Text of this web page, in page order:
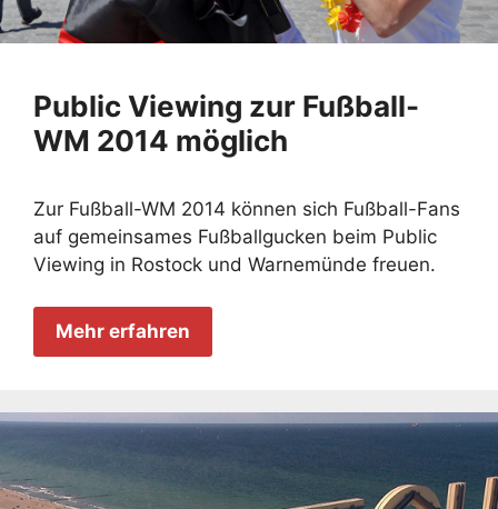
Public Viewing zur Fußball-
WM 2014 möglich
Zur Fußball-WM 2014 können sich Fußball-Fans
auf gemeinsames Fußballgucken beim Public
Viewing in Rostock und Warnemünde freuen.
Mehr erfahren